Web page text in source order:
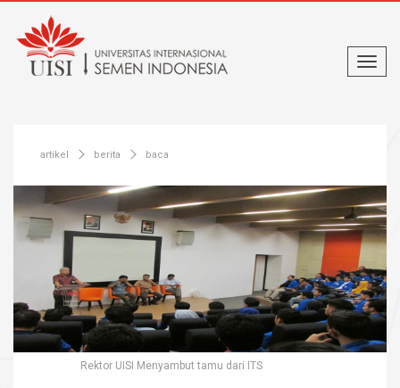
artikel berita baca
Rektor UISI Menyambut tamu dari ITS